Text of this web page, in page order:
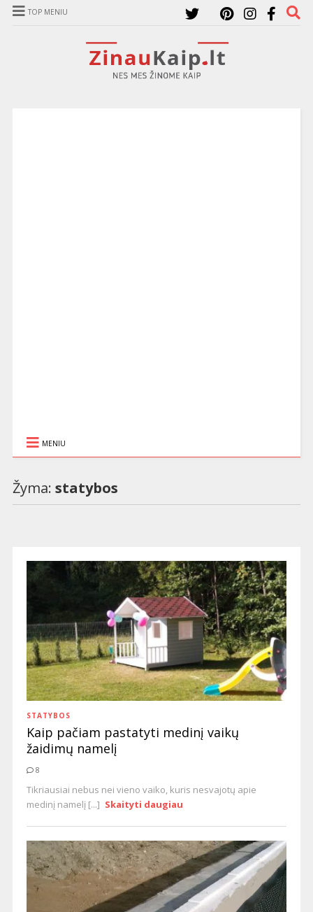
TOP MENIU
MENIU
Žyma: statybos
STATYBOS
Kaip pačiam pastatyti medinį vaikų
žaidimų namelį
8
Tikriausiai nebus nei vieno vaiko, kuris nesvajotų apie
medinį namelį [...] Skaityti daugiau